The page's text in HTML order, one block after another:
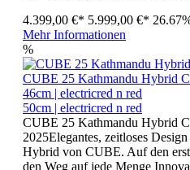
4.399,00 €* 5.999,00 €*
Mehr Informationen
%
CUBE 25 Kathmandu Hybrid
46cm | electricred n red
50cm | electricred n red
CUBE 25 Kathmandu Hybrid
2025Elegantes, zeitloses
Hybrid von CUBE. Auf den
den Weg auf jede Menge